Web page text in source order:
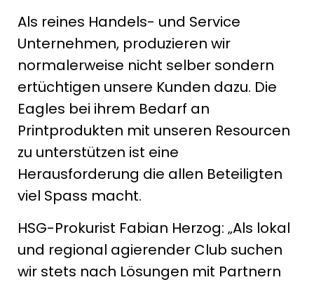
Als reines Handels- und Service
Unternehmen, produzieren wir
normalerweise nicht selber sondern
ertüchtigen unsere Kunden dazu. Die
Eagles bei ihrem Bedarf an
Printprodukten mit unseren Resourcen
zu unterstützen ist eine
Herausforderung die allen Beteiligten
viel Spass macht.
HSG-Prokurist Fabian Herzog: „Als lokal
und regional agierender Club suchen
wir stets nach Lösungen mit Partnern